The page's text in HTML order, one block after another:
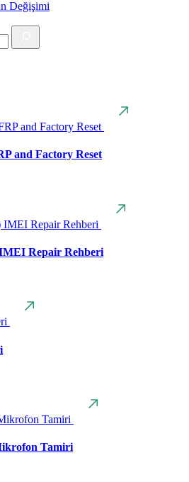
and Factory Reset
Repair Rehberi
Tamiri